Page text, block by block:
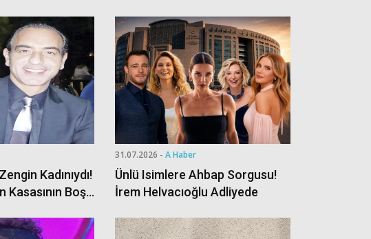
Kadınıydı!
Kasasının Boş
31.07.2026 - A Haber
Ünlü Isimlere Ahbap Sorgusu!
İrem Helvacıoğlu Adliyede